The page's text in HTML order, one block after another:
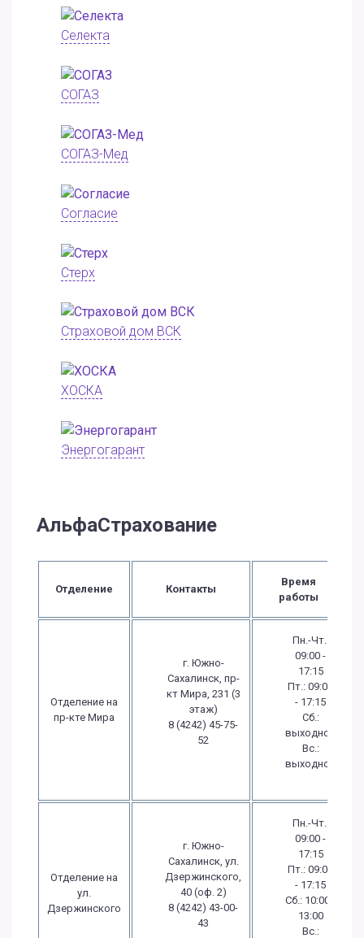
Селекта
СОГАЗ
СОГАЗ-Мед
Согласие
Стерх
Страховой дом ВСК
ХОСКА
Энергогарант
АльфаСтрахование
Отделение Контакты
Время
работы
Отделение на
пр-кте Мира
г. Южно-
Сахалинск, пр-
кт Мира, 231 (3
этаж)
8 (4242) 45-75-
52
Пн.-Чт.:
09:00 -
17:15
Пт.: 09:00
- 17:15
Сб.:
выходной
Вс.:
выходной
Отделение на
ул.
Дзержинского
г. Южно-
Сахалинск, ул.
Дзержинского,
40 (оф. 2)
8 (4242) 43-00-
43
Пн.-Чт.:
09:00 -
17:15
Пт.: 09:00
- 17:15
Сб.: 10:00 -
13:00
Вс.: